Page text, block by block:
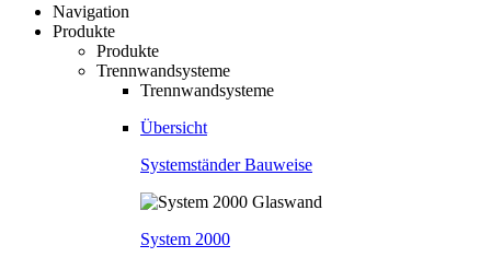
Navigation
Produkte
Produkte
Trennwandsysteme
Trennwandsysteme
Übersicht
Systemständer Bauweise
System 2000